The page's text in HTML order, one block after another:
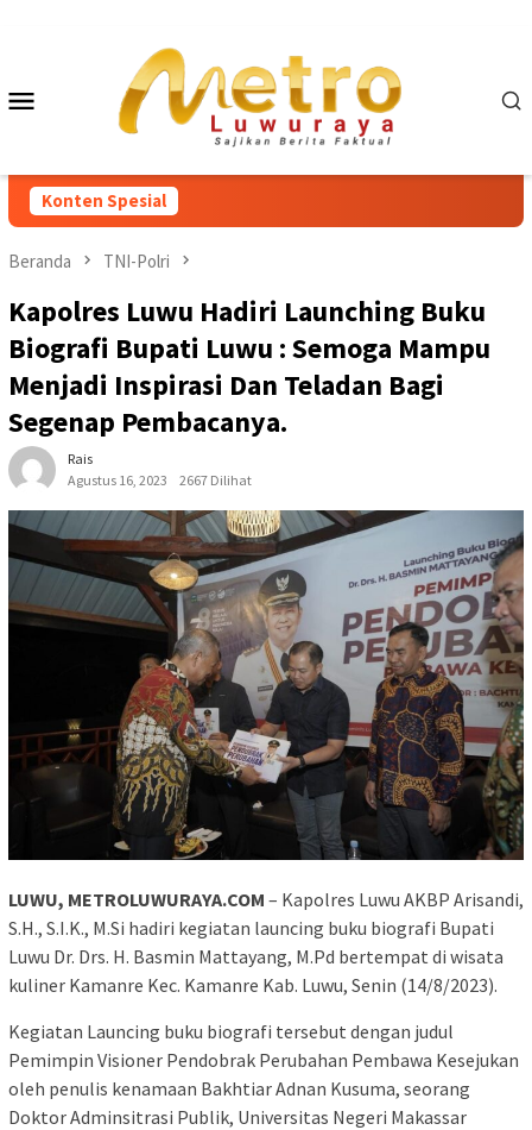
Mobile
Konten Spesial
Beranda TNI-Polri
Kapolres Luwu Hadiri Launching Buku
Biografi Bupati Luwu : Semoga Mampu
Menjadi Inspirasi Dan Teladan Bagi
Segenap Pembacanya.
Rais
Agustus 16, 2023
2667 Dilihat
LUWU, METROLUWURAYA.COM – Kapolres Luwu AKBP Arisandi,
S.H., S.I.K., M.Si hadiri kegiatan launcing buku biografi Bupati
Luwu Dr. Drs. H. Basmin Mattayang, M.Pd bertempat di wisata
kuliner Kamanre Kec. Kamanre Kab. Luwu, Senin (14/8/2023).
Kegiatan Launcing buku biografi tersebut dengan judul
Pemimpin Visioner Pendobrak Perubahan Pembawa Kesejukan
oleh penulis kenamaan Bakhtiar Adnan Kusuma, seorang
Doktor Adminsitrasi Publik, Universitas Negeri Makassar